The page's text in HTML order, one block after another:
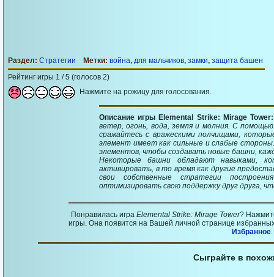
Раздел: Стратегии Метки: война, для мальчиков, замки, защита башен
Рейтинг игры 1 / 5 (голосов 2)
Нажмите на рожицу для голосования.
Описание игры Elemental Strike: Mirage
ветер, огонь, вода, земля и молния. С
сражайтесь с вражескими полчищами,
элемент имеет как сильные и слабые
элементов, чтобы создавать новые башни,
Некоторые башни обладают навыками,
активировать, в то время как другие
свои собственные стратегии
оптимизировать свою поддержку друг друга,
Понравилась игра Elemental Strike: Mirage Tower?
игры. Она появится на Вашей личной странице
Избранное.
Сыграйте в